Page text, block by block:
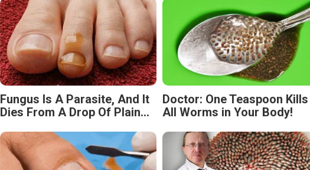
Fungus Is A Parasite, And It
Dies From A Drop Of Plain...
Doctor: One Teaspoon Kills
All Worms in Your Body!